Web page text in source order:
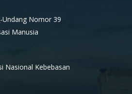
Undang Nomor 39
Manusia
Nasional Kebebasan